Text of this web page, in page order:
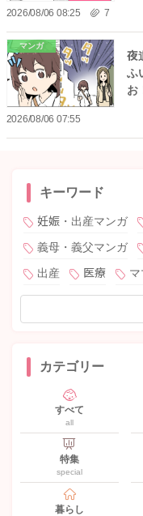
2026/08/06 08:25 7
マンガ
夜
ふ
お
2026/08/06 07:55
キーワード
妊娠・出産マンガ
義母・義父マンガ
出産
医療
カテゴリー
すべて
all
特集
special
暮らし